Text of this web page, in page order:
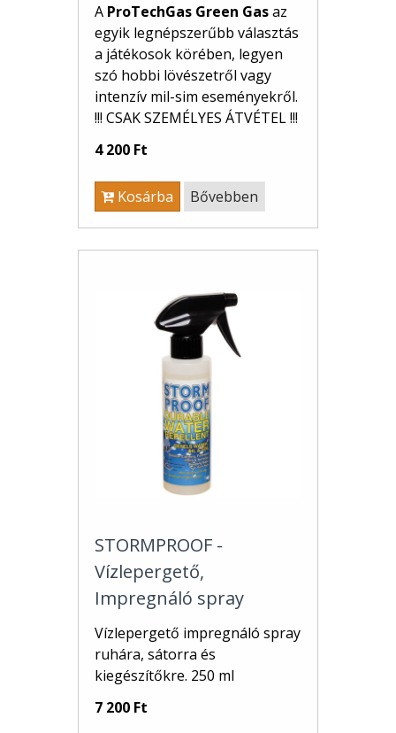
A ProTechGas Green Gasaz
egyik legnépszerűbb választás
a játékosok körében, legyen
szó hobbi lövészetről vagy
intenzív mil-sim eseményekről.
!!! CSAK SZEMÉLYES ÁTVÉTEL !!!
4 200 Ft
Kosárba Bővebben
STORMPROOF -
Vízlepergető,
Impregnáló spray
Vízlepergető impregnáló spray
ruhára, sátorra és
kiegészítőkre. 250 ml
7 200 Ft